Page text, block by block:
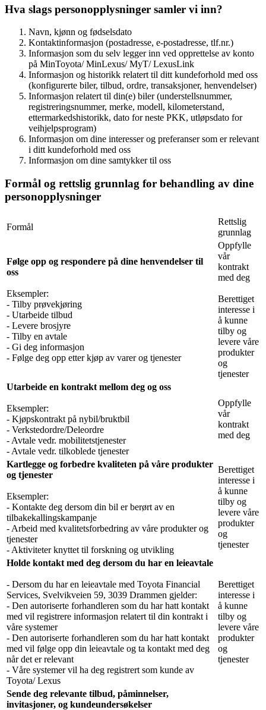
Hva slags personopplysninger samler vi inn?
Navn, kjønn og fødselsdato
Kontaktinformasjon (postadresse, e-postadresse, tlf.nr.)
Informasjon som du selv legger inn ved opprettelse av konto
på MinToyota/ MinLexus/ MyT/ LexusLink
Informasjon og historikk relatert til ditt kundeforhold med oss
(konfigurerte biler, tilbud, ordre, transaksjoner, henvendelser)
Informasjon relatert til din(e) biler (understellsnummer,
registreringsnummer, merke, modell, kilometerstand,
ettermarkedshistorikk, dato for neste PKK, utløpsdato for
veihjelpsprogram)
Informasjon om dine interesser og preferanser som er relevant
i ditt kundeforhold med oss
Informasjon om dine samtykker til oss
Formål og rettslig grunnlag for behandling av dine
personopplysninger
Formål
Rettslig
grunnlag
Følge opp og respondere på dine henvendelser til
oss
Eksempler:
- Tilby prøvekjøring
- Utarbeide tilbud
- Levere brosjyre
- Tilby en avtale
- Gi deg informasjon
- Følge deg opp etter kjøp av varer og tjenester
Oppfylle
vår
kontrakt
med deg
Berettiget
interesse i
å kunne
tilby og
levere våre
produkter
og
tjenester
Utarbeide en kontrakt mellom deg og oss
Eksempler:
- Kjøpskontrakt på nybil/bruktbil
- Verkstedordre/Deleordre
- Avtale vedr. mobilitetstjenester
- Avtale vedr. tilkoblede tjenester
Oppfylle
vår
kontrakt
med deg
Kartlegge og forbedre kvaliteten på våre produkter
og tjenester
Eksempler:
- Kontakte deg dersom din bil er berørt av en
tilbakekallingskampanje
- Arbeid med kvalitetsforbedring av våre produkter og
tjenester
- Aktiviteter knyttet til forskning og utvikling
Berettiget
interesse i
å kunne
tilby og
levere våre
produkter
og
tjenester
Holde kontakt med deg dersom du har en leieavtale
- Dersom du har en leieavtale med Toyota Financial
Services, Svelvikveien 59, 3039 Drammen gjelder:
- Den autoriserte forhandleren som du har hatt kontakt
med vil registrere informasjon relatert til din kontrakt i
våre systemer
- Den autoriserte forhandleren som du har hatt kontakt
med vil følge opp din leieavtale og ta kontakt med deg
når det er relevant
- Våre systemer vil ha deg registrert som kunde av
Toyota/ Lexus
Berettiget
interesse i
å kunne
tilby og
levere våre
produkter
og
tjenester
Sende deg relevante tilbud, påminnelser,
invitasjoner, og kundeundersøkelser